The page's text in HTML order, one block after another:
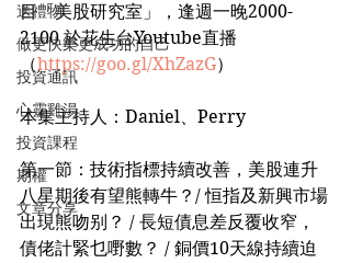
送禮物
做更快樂更成功的自己
投資通訊
心靈雞湯
投資課程
期權
文章分享
目「美股研究室」，逢週一晚2000-
2100 於花生台Youtube直播
（https://goo.gl/XhZazG）
本集主持人：Daniel、Perry
第一節：技術指標持續改善，美股連升
八星期後有望熊轉牛？/ 恒指及新興市場
出現熊吻别？ / 長短債息差反覆收窄，
債佬計緊乜嘢數？ / 銅價10天線持續迫